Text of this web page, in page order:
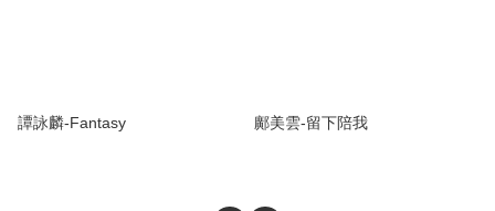
譚詠麟-Fantasy 鄺美雲-留下陪我